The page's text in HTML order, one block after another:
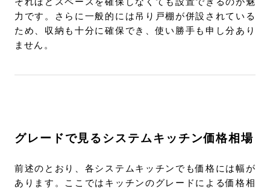
それほどスペースを確保しなくても設置できるのが魅
力です。さらに一般的には吊り戸棚が併設されている
ため、収納も十分に確保でき、使い勝手も申し分あり
ません。
グレードで見るシステムキッチン価格相場
前述のとおり、各システムキッチンでも価格には幅が
あります。ここではキッチンのグレードによる価格相